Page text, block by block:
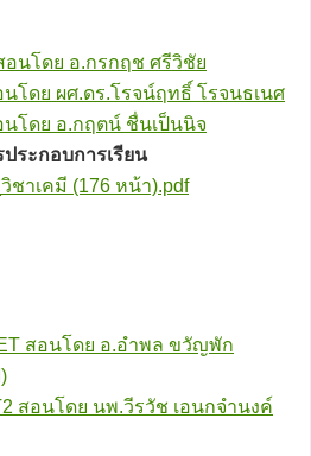
อนโดย อ.กรกฤช ศรีวิชัย
นโดย ผศ.ดร.โรจน์ฤทธิ์ โรจนธเนศ
นโดย อ.กฤตน์ ชื่นเป็นนิจ
ระกอบการเรียน
ชาเคมี (176 หน้า).pdf
สอนโดย อ.อำพล ขวัญพัก
สอนโดย นพ.วีรวัช เอนกจำนงค์